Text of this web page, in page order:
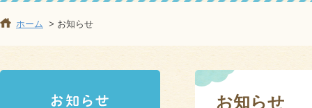
ホーム > お知らせ
お知らせ